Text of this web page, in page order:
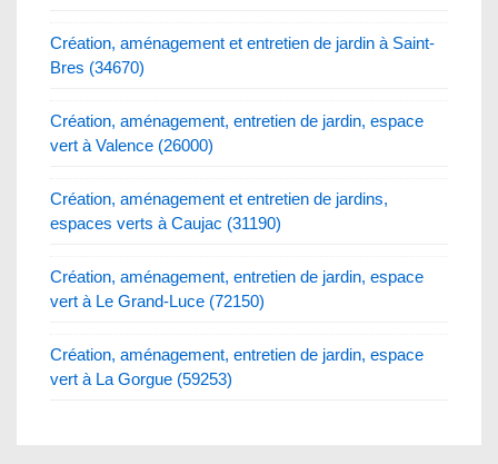
Création, aménagement et entretien de jardin à Saint-
Bres (34670)
Création, aménagement, entretien de jardin, espace
vert à Valence (26000)
Création, aménagement et entretien de jardins,
espaces verts à Caujac (31190)
Création, aménagement, entretien de jardin, espace
vert à Le Grand-Luce (72150)
Création, aménagement, entretien de jardin, espace
vert à La Gorgue (59253)